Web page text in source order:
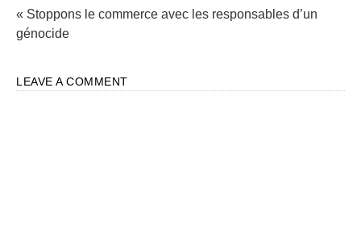
« Stoppons le commerce avec les responsables d’un
génocide
LEAVE A COMMENT